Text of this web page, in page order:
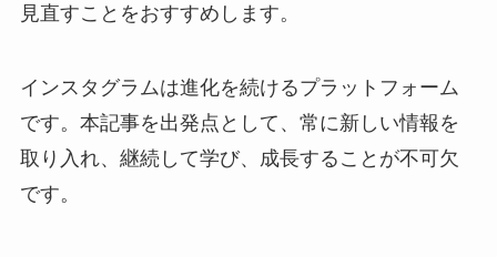
見直すことをおすすめします。
インスタグラムは進化を続けるプラットフォーム
です。本記事を出発点として、常に新しい情報を
取り入れ、継続して学び、成長することが不可欠
です。